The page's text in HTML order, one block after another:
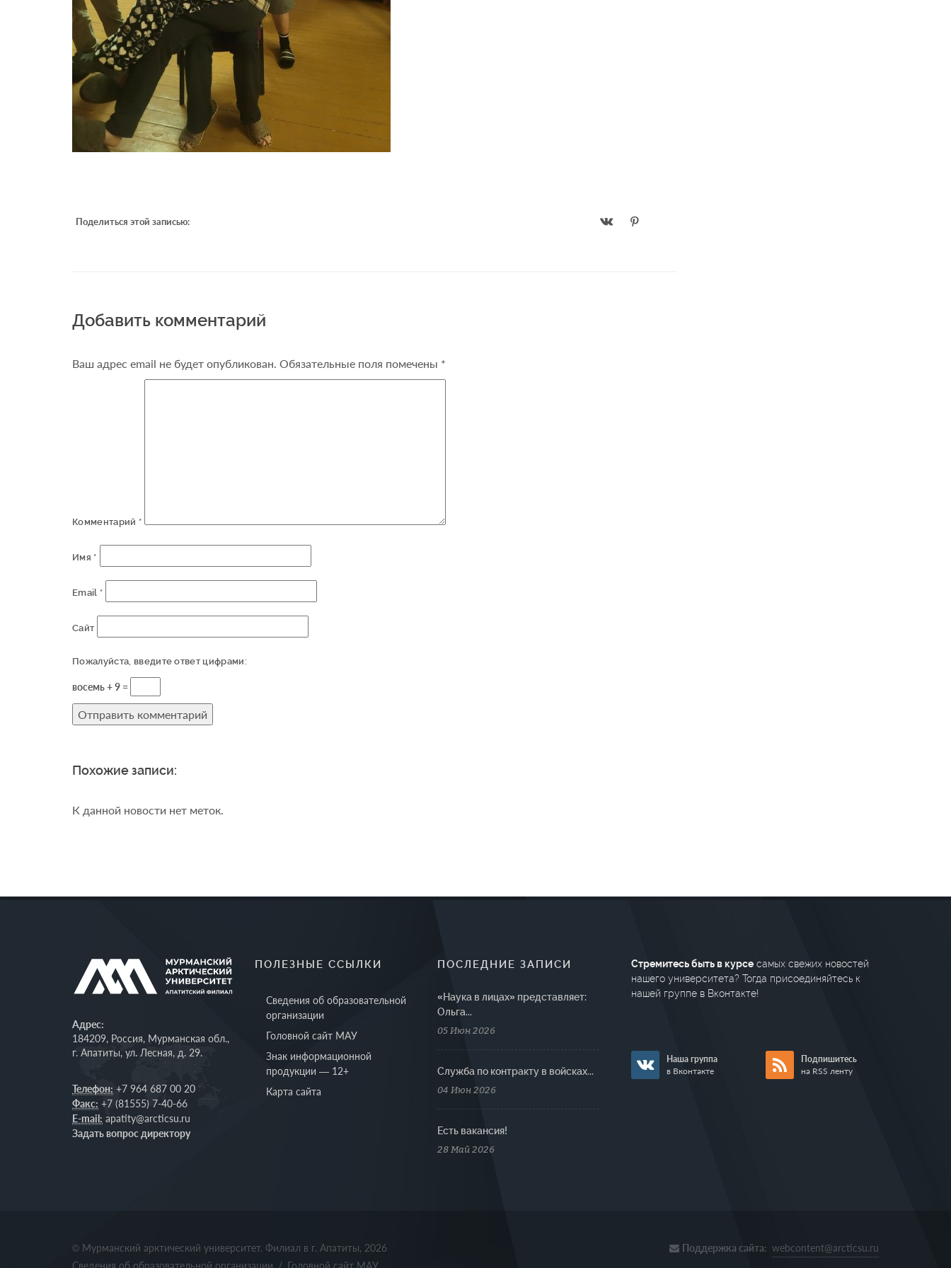
Поделиться этой записью:
Добавить комментарий
Ваш адрес email не будет опубликован. Обязательные поля помечены *
Комментарий *
Имя *
Email *
Сайт
Пожалуйста, введите ответ цифрами:
восемь + 9 =
Похожие записи:
К данной новости нет меток.
Адрес:
184209, Россия, Мурманская обл.,
г. Апатиты, ул. Лесная, д. 29.
Телефон: +7 964 687 00 20
Факс: +7 (81555) 7-40-66
E-mail: apatity@arcticsu.ru
Задать вопрос директору
ПОЛЕЗНЫЕ ССЫЛКИ
Сведения об образовательной
организации
Головной сайт МАУ
Знак информационной
продукции — 12+
Карта сайта
ПОСЛЕДНИЕ ЗАПИСИ
«Наука в лицах» представляет:
Ольга...
05 Июн 2026
Cлужба по контракту в войсках...
04 Июн 2026
Есть вакансия!
28 Май 2026
Стремитесь быть в курсе самых свежих новостей
нашего университета? Тогда присоединяйтесь к
нашей группе в Вконтакте!
Наша группа
в Вконтакте
Подпишитесь
на RSS ленту
© Мурманский арктический университет. Филиал в г. Апатиты, 2026
Сведения об образовательной организации / Головной сайт МАУ
Поддержка сайта: webcontent@arcticsu.ru